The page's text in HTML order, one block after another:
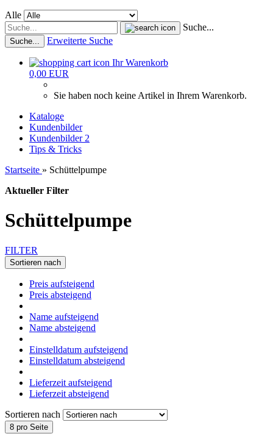
Alle
Suche...
Suche... Erweiterte Suche
Ihr Warenkorb
0,00 EUR
Sie haben noch keine Artikel in Ihrem Warenkorb.
Kataloge
Kundenbilder
Kundenbilder 2
Tips & Tricks
Startseite » Schüttelpumpe
Aktueller Filter
Schüttelpumpe
FILTER
Sortieren nach
Preis aufsteigend
Preis absteigend
Name aufsteigend
Name absteigend
Einstelldatum aufsteigend
Einstelldatum absteigend
Lieferzeit aufsteigend
Lieferzeit absteigend
Sortieren nach
8 pro Seite